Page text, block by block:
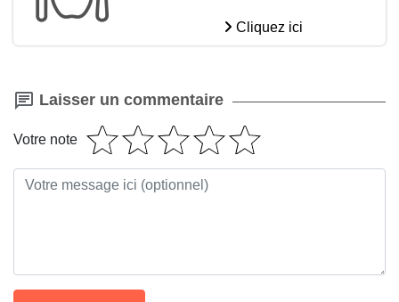
Cliquez ici
Laisser un commentaire
Votre note